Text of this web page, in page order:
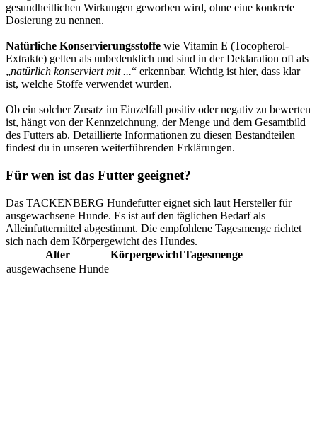
gesundheitlichen Wirkungen geworben wird, ohne eine konkrete
Dosierung zu nennen.
Natürliche Konservierungsstoffe wie Vitamin E (Tocopherol-
Extrakte) gelten als unbedenklich und sind in der Deklaration oft als
„natürlich konserviert mit ...“ erkennbar. Wichtig ist hier, dass klar
ist, welche Stoffe verwendet wurden.
Ob ein solcher Zusatz im Einzelfall positiv oder negativ zu bewerten
ist, hängt von der Kennzeichnung, der Menge und dem Gesamtbild
des Futters ab. Detaillierte Informationen zu diesen Bestandteilen
findest du in unseren weiterführenden Erklärungen.
Für wen ist das Futter geeignet?
Das TACKENBERG Hundefutter eignet sich laut Hersteller für
ausgewachsene Hunde. Es ist auf den täglichen Bedarf als
Alleinfuttermittel abgestimmt. Die empfohlene Tagesmenge richtet
sich nach dem Körpergewicht des Hundes.
Alter
KörpergewichtTagesmenge
ausgewachsene Hunde